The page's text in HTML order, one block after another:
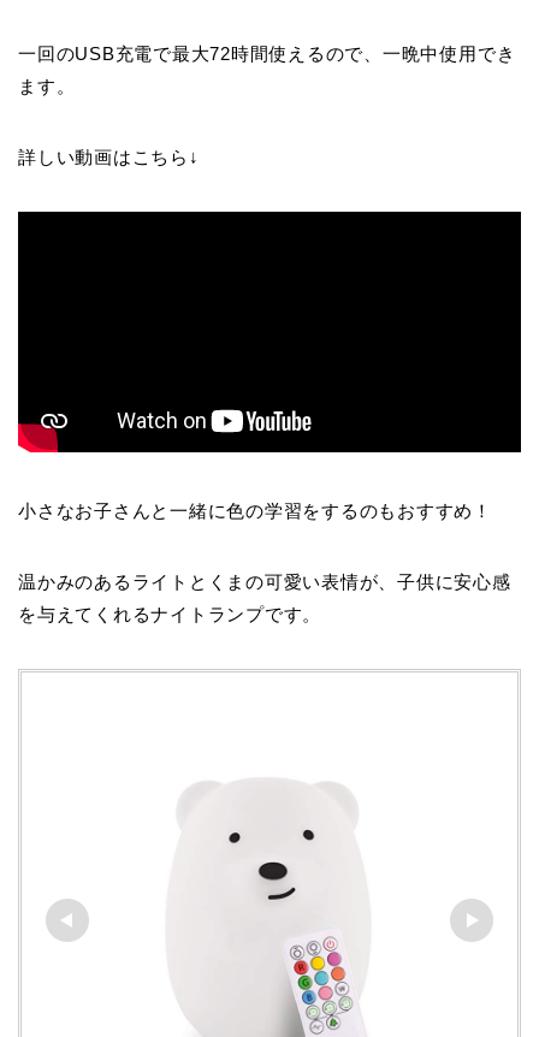
一回のUSB充電で最大72時間使えるので、一晩中使用でき
ます。
詳しい動画はこちら↓
小さなお子さんと一緒に色の学習をするのもおすすめ！
温かみのあるライトとくまの可愛い表情が、子供に安心感
を与えてくれるナイトランプです。